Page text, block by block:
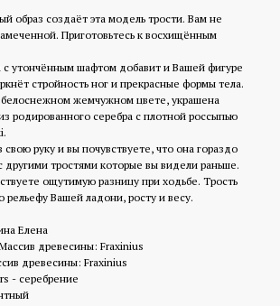
образ создаёт эта модель трости. Вам не
Приготовьтесь к восхищённым
с утончённым шафтом добавит и Вашей фигуре
стройность ног и прекрасные формы тела.
жемчужном цвете, украшена
родированного серебра с плотной россыпью
свою руку и вы почувствуете, что она гораздо
другими тростями которые вы видели раньше.
ощутимую разницу при ходьбе. Трость
рельефу Вашей ладони, росту и весу.
Елена
древесины: Fraxinius
древесины: Fraxinius
- серебрение